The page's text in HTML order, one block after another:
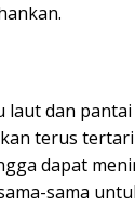
laut dan
terus
dapat
sama